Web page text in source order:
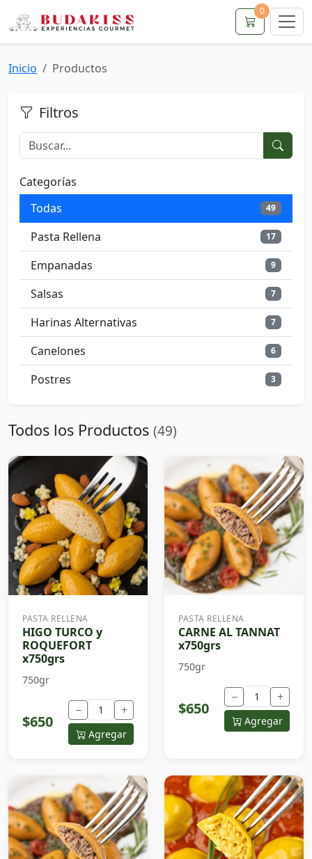
0
Inicio Productos
Filtros
Categorías
Todas
49
Pasta Rellena 17
Empanadas 9
Salsas 7
Harinas Alternativas 7
Canelones 6
Postres 3
Todos los Productos (49)
PASTA RELLENA
HIGO TURCO y
ROQUEFORT
x750grs
750gr
$650
− +
Agregar
PASTA RELLENA
CARNE AL TANNAT
x750grs
750gr
$650
− +
Agregar